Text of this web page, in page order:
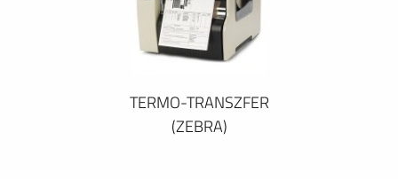
TERMO-TRANSZFER
(ZEBRA)